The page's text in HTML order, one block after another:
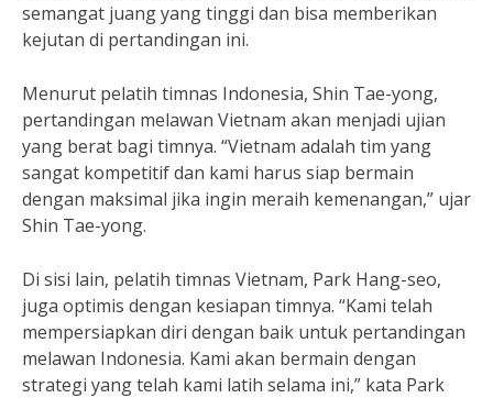
semangat juang yang tinggi dan bisa memberikan
kejutan di pertandingan ini.
Menurut pelatih timnas Indonesia, Shin Tae-yong,
pertandingan melawan Vietnam akan menjadi ujian
yang berat bagi timnya. “Vietnam adalah tim yang
sangat kompetitif dan kami harus siap bermain
dengan maksimal jika ingin meraih kemenangan,” ujar
Shin Tae-yong.
Di sisi lain, pelatih timnas Vietnam, Park Hang-seo,
juga optimis dengan kesiapan timnya. “Kami telah
mempersiapkan diri dengan baik untuk pertandingan
melawan Indonesia. Kami akan bermain dengan
strategi yang telah kami latih selama ini,” kata Park